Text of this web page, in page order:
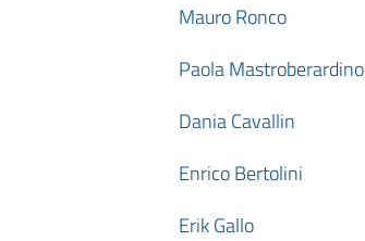
Mauro Ronco
Paola Mastroberardino
Dania Cavallin
Enrico Bertolini
Erik Gallo